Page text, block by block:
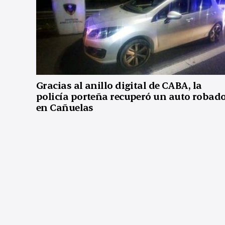
Gracias al anillo digital de CABA, la
policía porteña recuperó un auto
en Cañuelas